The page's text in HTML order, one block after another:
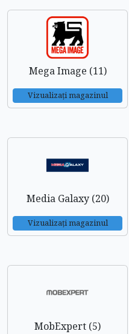
Mega Image (11)
Vizualizați magazinul
Media Galaxy (20)
Vizualizați magazinul
MobExpert (5)